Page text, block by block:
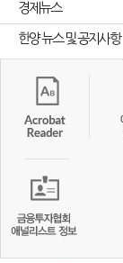
경제뉴스
한양 뉴스 및 공지사항